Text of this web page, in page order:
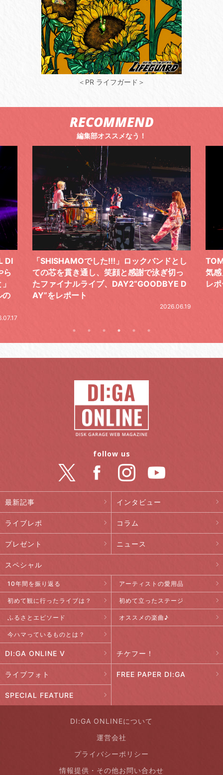
＜PR ライフガード＞
RECOMMEND
編集部オススメなう！
DI
ら
の
「SHISHAMOでした!!!」ロックバンドとし
ての芯を貫き通し、笑顔と感謝で泳ぎ切っ
たファイナルライブ、DAY2“GOODBYE D
AY”をレポート
2026.06.19
気
レ
最新記事 インタビュー
ライブレポ コラム
プレゼント ニュース
スペシャル
10年間を振り返る アーティストの愛用品
初めて観に行ったライブは？ 初めて立ったステージ
ふるさとエピソード オススメの楽曲♪
今ハマっているものとは？
DI:GA ONLINE V チケフー！
ライブフォト FREE PAPER DI:GA
SPECIAL FEATURE
follow us
DI:GA ONLINEについて
運営会社
プライバシーポリシー
情報提供・その他お問い合わせ